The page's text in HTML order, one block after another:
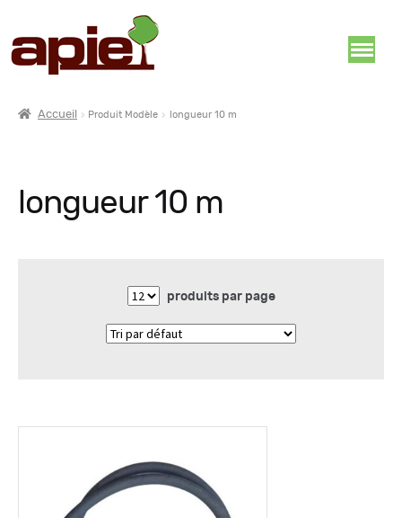
Accueil Produit Modèle longueur 10 m
longueur 10 m
produits par page